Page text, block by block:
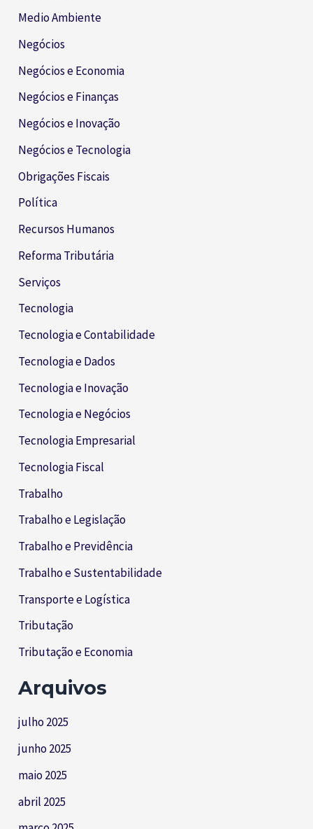
Medio Ambiente
Negócios
Negócios e Economia
Negócios e Finanças
Negócios e Inovação
Negócios e Tecnologia
Obrigações Fiscais
Política
Recursos Humanos
Reforma Tributária
Serviços
Tecnologia
Tecnologia e Contabilidade
Tecnologia e Dados
Tecnologia e Inovação
Tecnologia e Negócios
Tecnologia Empresarial
Tecnologia Fiscal
Trabalho
Trabalho e Legislação
Trabalho e Previdência
Trabalho e Sustentabilidade
Transporte e Logística
Tributação
Tributação e Economia
Arquivos
julho 2025
junho 2025
maio 2025
abril 2025